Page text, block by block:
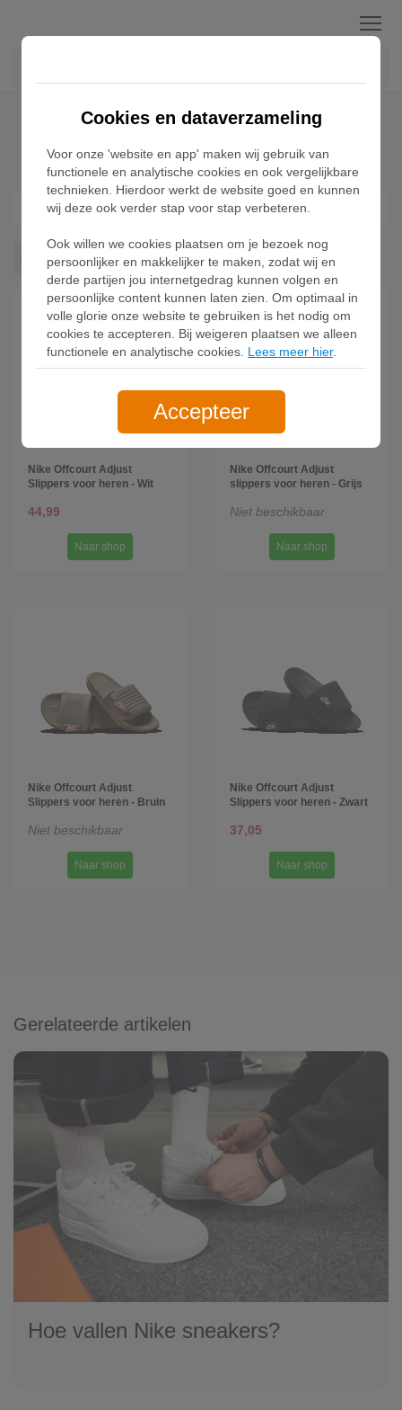
Menu
Home Nike Offcourt Adjust Sneakers
Nike Offcourt Adjust Sneakers
Filter 1
Offcourt Adjust Wis alles
Nike Offcourt Adjust
Slippers voor heren - Wit
44,99
Naar shop
Nike Offcourt Adjust
slippers voor heren - Grijs
Niet beschikbaar
Naar shop
Nike Offcourt Adjust
Slippers voor heren - Bruin
Niet beschikbaar
Naar shop
Nike Offcourt Adjust
Slippers voor heren - Zwart
37,05
Naar shop
Gerelateerde artikelen
Hoe vallen Nike sneakers?
Cookies en dataverzameling
Voor onze 'website en app' maken wij gebruik van
functionele en analytische cookies en ook vergelijkbare
technieken. Hierdoor werkt de website goed en kunnen
wij deze ook verder stap voor stap verbeteren.
Ook willen we cookies plaatsen om je bezoek nog
persoonlijker en makkelijker te maken, zodat wij en
derde partijen jou internetgedrag kunnen volgen en
persoonlijke content kunnen laten zien. Om optimaal in
volle glorie onze website te gebruiken is het nodig om
cookies te accepteren. Bij weigeren plaatsen we alleen
functionele en analytische cookies. Lees meer hier.
Accepteer